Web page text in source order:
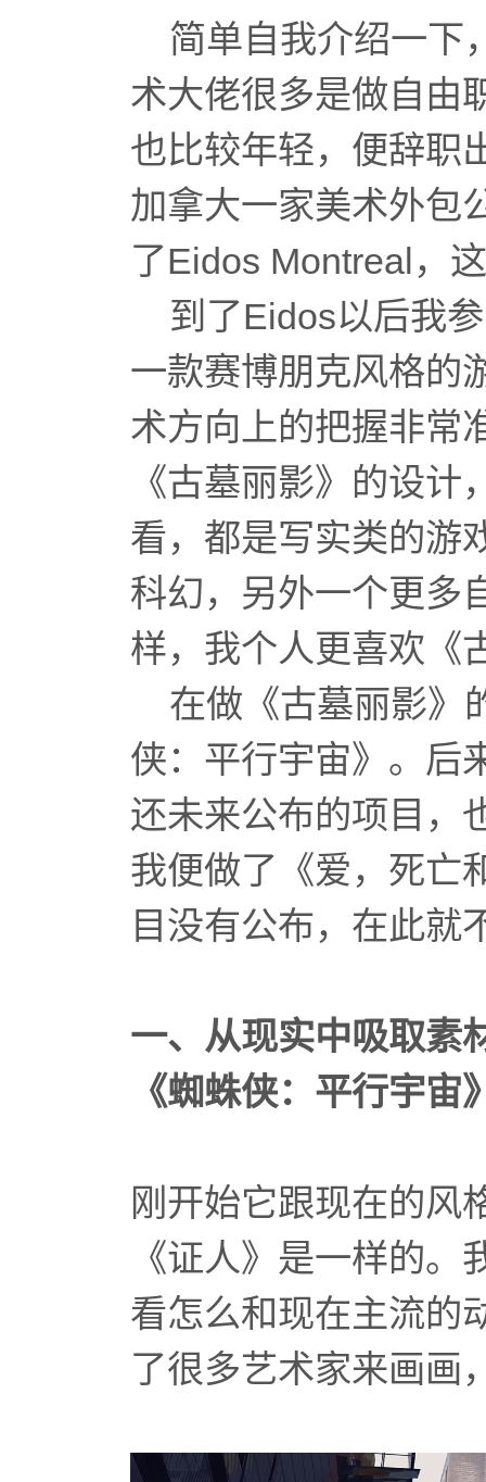
简单自我介绍一下
术大佬很多是做自由
也比较年轻，便辞职
加拿大一家美术外包
了Eidos Montreal，
到了Eidos以后我
一款赛博朋克风格的
术方向上的把握非常
《古墓丽影》的设
看，都是写实类的游
科幻，另外一个更多
样，我个人更喜欢《
在做《古墓丽影》
侠：平行宇宙》。后
还未来公布的项目，
我便做了《爱，死亡
目没有公布，在此就
一、从现实中吸取
《蜘蛛侠：平行宇宙
刚开始它跟现在的风
《证人》是一样的
看怎么和现在主流的
了很多艺术家来画画